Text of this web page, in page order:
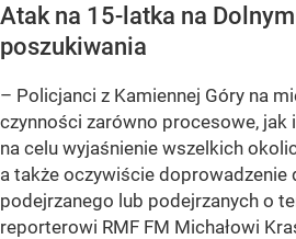
Atak na 15-latka na
poszukiwania
– Policjanci z Kamiennej Góry na
czynności zarówno procesowe, jak
na celu wyjaśnienie wszelkich
a także oczywiście doprowadzenie
podejrzanego lub podejrzanych o
reporterowi RMF FM Michałowi